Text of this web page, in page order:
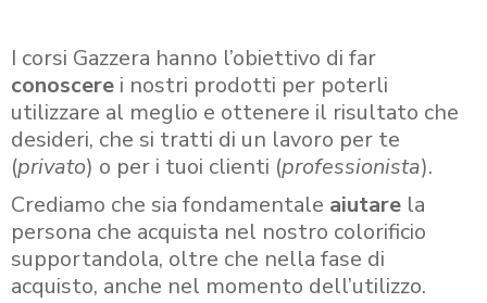
I corsi Gazzera hanno l’obiettivo di far
conoscere i nostri prodotti per poterli
utilizzare al meglio e ottenere il risultato che
desideri, che si tratti di un lavoro per te
(privato) o per i tuoi clienti (professionista).
Crediamo che sia fondamentale aiutare la
persona che acquista nel nostro colorificio
supportandola, oltre che nella fase di
acquisto, anche nel momento dell’utilizzo.